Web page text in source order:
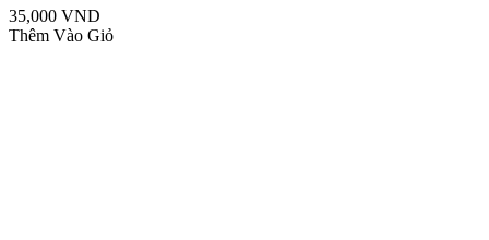
35,000 VND
Thêm Vào Giỏ